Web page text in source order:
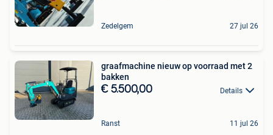
Zedelgem 27 jul 26
graafmachine nieuw op voorraad met 2
bakken
€ 5.500,00 Details
Ranst 11 jul 26